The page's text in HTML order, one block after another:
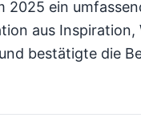
2025 ein
aus Inspiration,
bestätigte die